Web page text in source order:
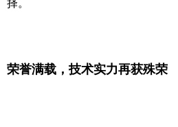
择。
荣誉满载，技术实力再获殊荣